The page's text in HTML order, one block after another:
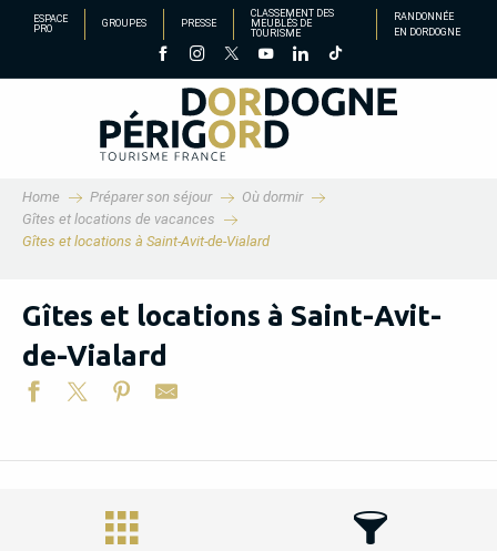
AllerESPACE
PRO
GROUPES PRESSE
CLASSEMENT DES
MEUBLÉS DE
TOURISME
RANDONNÉE
EN DORDOGNE
Home Préparer son séjour
Où dormir
Gîtes et locations de vacances
Gîtes et locations à Saint-Avit-de-Vialard
Gîtes et locations à Saint-Avit-
de-Vialard